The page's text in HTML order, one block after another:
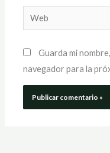
Web
Guarda mi
navegador para la